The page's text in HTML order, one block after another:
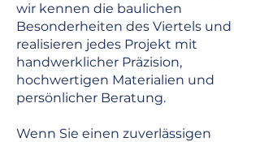
wir kennen die baulichen
Besonderheiten des Viertels und
realisieren jedes Projekt mit
handwerklicher Präzision,
hochwertigen Materialien und
persönlicher Beratung.
Wenn Sie einen zuverlässigen